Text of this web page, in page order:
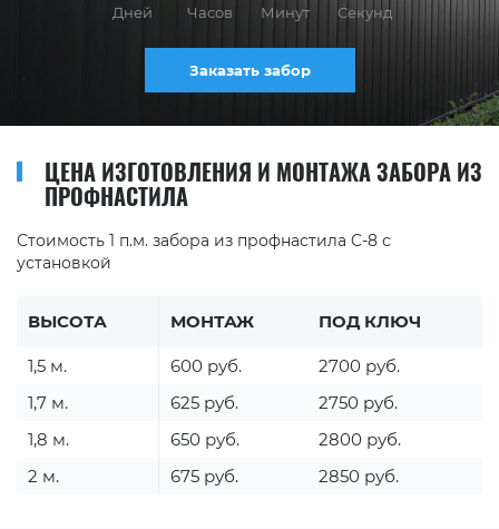
Дней Часов Минут Секунд
Заказать забор
ЦЕНА ИЗГОТОВЛЕНИЯ И МОНТАЖА ЗАБОРА ИЗ
ПРОФНАСТИЛА
Стоимость 1 п.м. забора из профнастила C-8 с
установкой
ВЫСОТА МОНТАЖ ПОД КЛЮЧ
1,5 м. 600 руб.
2700 руб.
1,7 м.
625 руб.
2750 руб.
1,8 м.
650 руб.
2800 руб.
2 м.
675 руб. 2850 руб.